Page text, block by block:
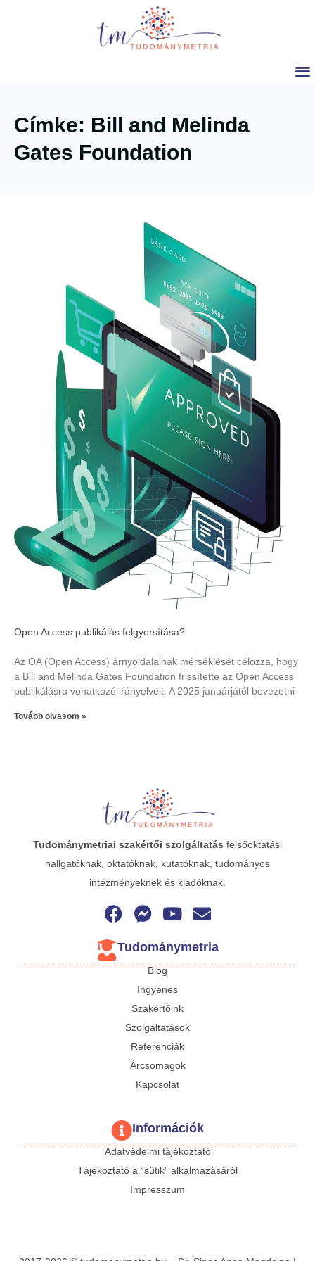
Címke: Bill and Melinda
Gates Foundation
Open Access publikálás felgyorsítása?
Az OA (Open Access) árnyoldalainak mérséklését célozza, hogy
a Bill and Melinda Gates Foundation frissítette az Open Access
publikálásra vonatkozó irányelveit. A 2025 januárjától bevezetni
Tovább olvasom »
Tudománymetriai szakértői szolgáltatás felsőoktatási
hallgatóknak, oktatóknak, kutatóknak, tudományos
intézményeknek és kiadóknak.
Tudománymetria
Blog
Ingyenes
Szakértőink
Szolgáltatások
Referenciák
Árcsomagok
Kapcsolat
Információk
Adatvédelmi tájékoztató
Tájékoztató a “sütik” alkalmazásáról
Impresszum